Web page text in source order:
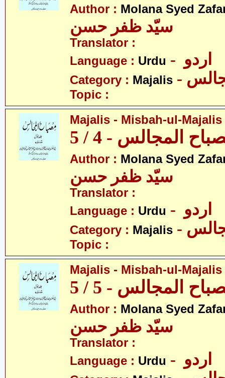
Author : Molana Syed
سیّد ظفر حسن
Translator :
Language : Urdu
Category : Majalis
Topic :
Majalis - Misbah-ul-Majalis
المجالس - 4 / 5
Author : Molana Syed
سیّد ظفر حسن
Translator :
Language : Urdu
Category : Majalis
Topic :
Majalis - Misbah-ul-Majalis
المجالس - 5 / 5
Author : Molana Syed
سیّد ظفر حسن
Translator :
Language : Urdu